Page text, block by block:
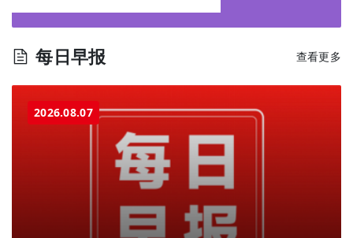
每日早报 查看更多
2026.08.07